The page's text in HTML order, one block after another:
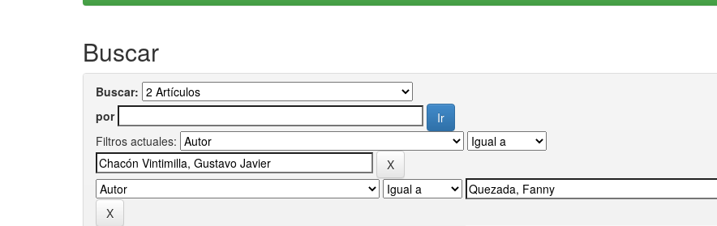
Buscar
Buscar:
por
Filtros actuales: